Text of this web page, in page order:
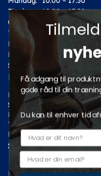
Tirsdag: 10:00 – 17:30
Onsdag:
10:00 – 17:30
Torsdag:
10:00 – 17:30
Fredag:
10:00 – 17:30
Lørdag:
10:00 – 14:00
Søndag: Lukket
Kategorier
Motion
Styrketræning
Fitness
Tilbud
Pro fitnessudstyr
Sociale medier
Få adgang til
gode råd til din
Du kan til enhver tid